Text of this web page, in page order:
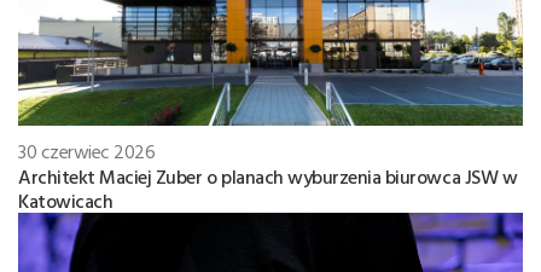
30 czerwiec 2026
Architekt Maciej Zuber o planach wyburzenia biurowca JSW w
Katowicach